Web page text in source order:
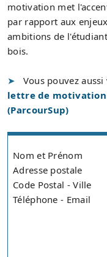
motivation met
par rapport aux
ambitions de
bois.
Vous pouvez
lettre de motivation
(ParcourSup)
Nom et Prénom
Adresse postale
Code Postal - Ville
Téléphone - Email